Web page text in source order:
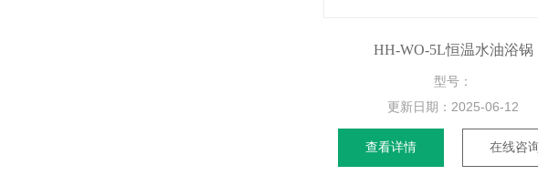
HH-WO-5L恒温水油浴锅
型号：
更新日期： 2025-06-12
查看详情 在线咨